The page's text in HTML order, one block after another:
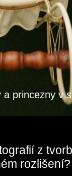
a princezny v
z
rozlišení?